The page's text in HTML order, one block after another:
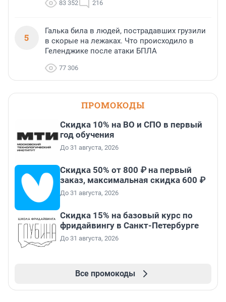
83 352 216
5
Галька била в людей, пострадавших грузили
в скорые на лежаках. Что происходило в
Геленджике после атаки БПЛА
77 306
ПРОМОКОДЫ
Скидка 10% на ВО и СПО в первый
год обучения
До 31 августа, 2026
Скидка 50% от 800 ₽ на первый
заказ, максимальная скидка 600 ₽
До 31 августа, 2026
Скидка 15% на базовый курс по
фридайвингу в Санкт-Петербурге
До 31 августа, 2026
Все промокоды